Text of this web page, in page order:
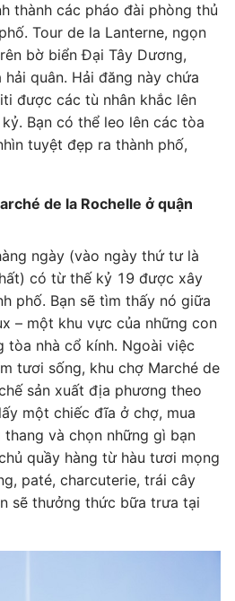
thành các pháo đài phòng thủ
Tour de la Lanterne, ngọn
bờ biển Đại Tây Dương,
quân. Hải đăng này chứa
được các tù nhân khắc lên
Bạn có thể leo lên các tòa
tuyệt đẹp ra thành phố,
de la Rochelle ở quận
ngày (vào ngày thứ tư là
có từ thế kỷ 19 được xây
phố. Bạn sẽ tìm thấy nó giữa
– một khu vực của những con
tòa nhà cổ kính. Ngoài việc
tươi sống, khu chợ Marché de
sản xuất địa phương theo
lấy một chiếc đĩa ở chợ, mua
và chọn những gì bạn
quầy hàng từ hàu tươi mọng
paté, charcuterie, trái cây
sẽ thưởng thức bữa trưa tại